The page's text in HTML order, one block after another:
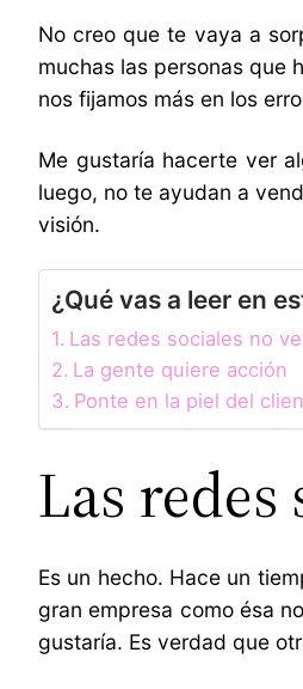
No creo que te vaya a
muchas las personas que
nos fijamos más en los
Me gustaría hacerte ver
luego, no te ayudan a
visión.
¿Qué vas a leer en
Las redes sociales no
La gente quiere acción
Ponte en la piel del
Las
Es un hecho. Hace un
gran empresa como ésa
gustaría. Es verdad que